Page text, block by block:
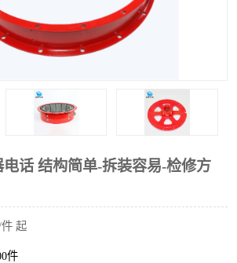
话 结构简单-拆装容易-检修方
起
件